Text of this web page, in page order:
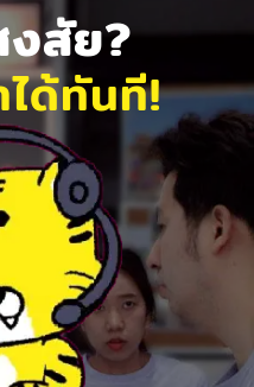
งสัย?
ได้ทันที!